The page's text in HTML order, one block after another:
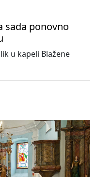
sada ponovno
u kapeli Blažene